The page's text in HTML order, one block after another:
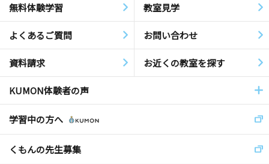
無料体験学習 教室見学
よくあるご質問 お問い合わせ
資料請求 お近くの教室を探す
KUMON体験者の声
学習中の方へ
くもんの先生募集